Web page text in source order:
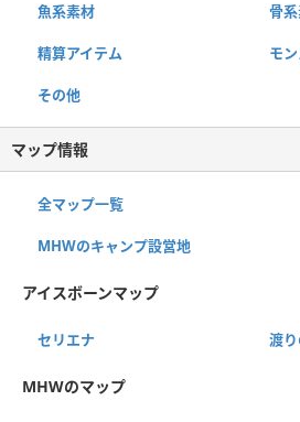
魚系素材 骨
精算アイテム モ
その他
マップ情報
全マップ一覧
MHWのキャンプ設営地
アイスボーンマップ
セリエナ 渡
MHWのマップ